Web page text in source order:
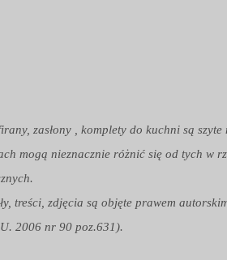
zasłony , komplety do kuchni są
mogą nieznacznie różnić się od tych w
treści, zdjęcia są objęte prawem
2006 nr 90 poz.631).